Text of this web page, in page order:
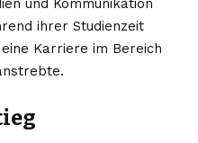
ihrer Studienzeit
Karriere im Bereich